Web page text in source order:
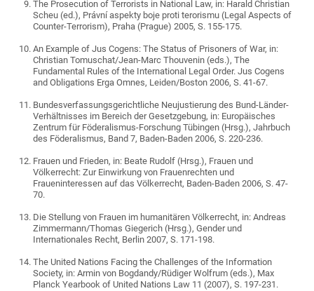
The Prosecution of Terrorists in National Law, in: Harald Christian
Scheu (ed.), Právní aspekty boje proti terorismu (Legal Aspects of
Counter-Terrorism), Praha (Prague) 2005, S. 155-175.
An Example of Jus Cogens: The Status of Prisoners of War, in:
Christian Tomuschat/Jean-Marc Thouvenin (eds.), The
Fundamental Rules of the International Legal Order. Jus Cogens
and Obligations Erga Omnes, Leiden/Boston 2006, S. 41-67.
Bundesverfassungsgerichtliche Neujustierung des Bund-Länder-
Verhältnisses im Bereich der Gesetzgebung, in: Europäisches
Zentrum für Föderalismus-Forschung Tübingen (Hrsg.), Jahrbuch
des Föderalismus, Band 7, Baden-Baden 2006, S. 220-236.
Frauen und Frieden, in: Beate Rudolf (Hrsg.), Frauen und
Völkerrecht: Zur Einwirkung von Frauenrechten und
Fraueninteressen auf das Völkerrecht, Baden-Baden 2006, S. 47-
70.
Die Stellung von Frauen im humanitären Völkerrecht, in: Andreas
Zimmermann/Thomas Giegerich (Hrsg.), Gender und
Internationales Recht, Berlin 2007, S. 171-198.
The United Nations Facing the Challenges of the Information
Society, in: Armin von Bogdandy/Rüdiger Wolfrum (eds.), Max
Planck Yearbook of United Nations Law 11 (2007), S. 197-231.